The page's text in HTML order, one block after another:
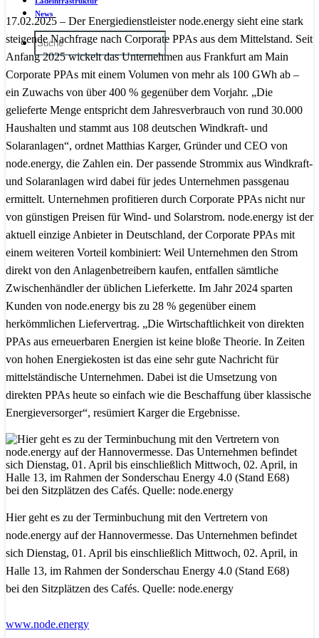
News
17.02.2025 – Der Energiedienstleister node.energy sieht eine stark
steigende Nachfrage nach Corporate PPAs aus dem Mittelstand. Seit
Anfang 2025 wickelt das Unternehmen aus Frankfurt am Main
Corporate PPAs mit einem Volumen von mehr als 100 GWh ab –
ein Zuwachs von über 400 % gegenüber dem Vorjahr. „Die
gelieferte Menge entspricht dem Jahresverbrauch von rund 30.000
Haushalten und stammt aus 108 deutschen Windkraft- und
Solaranlagen“, ordnet Matthias Karger, Gründer und CEO von
node.energy, die Zahlen ein. Der passende Strommix aus Windkraft-
und Solaranlagen wird dabei für jedes Unternehmen passgenau
ermittelt. Unternehmen profitieren durch Corporate PPAs nicht nur
von günstigen Preisen für Wind- und Solarstrom. node.energy ist der
aktuell einzige Anbieter in Deutschland, der Corporate PPAs mit
einem weiteren Vorteil kombiniert: Weil Unternehmen den Strom
direkt von den Anlagenbetreibern kaufen, entfallen sämtliche
Zwischenhändler der üblichen Lieferkette. Im Jahr 2024 sparten
Kunden von node.energy bis zu 28 % gegenüber einem
herkömmlichen Liefervertrag. „Die Wirtschaftlichkeit von direkten
PPAs aus erneuerbaren Energien ist keine bloße Theorie. In Zeiten
von hohen Energiekosten ist das eine sehr gute Nachricht für
mittelständische Unternehmen. Dabei ist die Umsetzung von
direkten PPAs heute so einfach wie die Beschaffung über klassische
Energieversorger“, resümiert Karger die Ergebnisse.
Hier geht es zu der Terminbuchung mit den Vertretern von
node.energy auf der Hannovermesse. Das Unternehmen befindet
sich Dienstag, 01. April bis einschließlich Mittwoch, 02. April, in
Halle 13, im Rahmen der Sonderschau Energy 4.0 (Stand E68)
bei den Sitzplätzen des Cafés. Quelle: node.energy
www.node.energy